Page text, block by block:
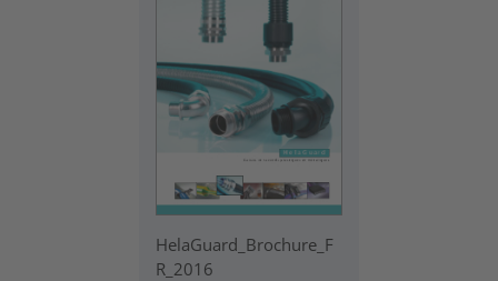
HelaGuard_Brochure_F
R_2016